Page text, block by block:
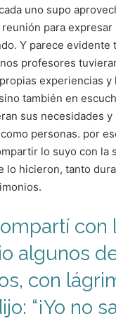
uno supo
para expresar
Y parece evidente
profesores
experiencias y
también en
sus necesidades
personas. por
lo suyo con la
lo hicieron, tanto
con
algunos
con
“¡Yo no